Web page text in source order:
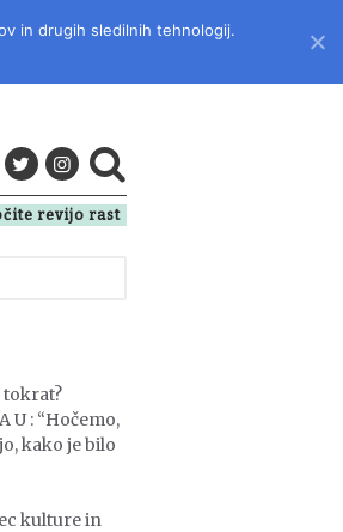
VPRAŠANJA
revijo rast
tokrat?
U : “Hočemo,
kako je bilo
kulture in
in drugih sledilnih tehnologij.